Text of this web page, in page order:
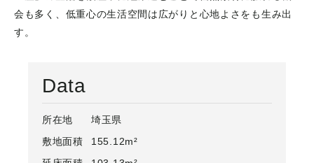
会も多く、低重心の生活空間は広がりと心地よさをも生み出
す。
Data
所在地
埼玉県
敷地面積
155.12m²